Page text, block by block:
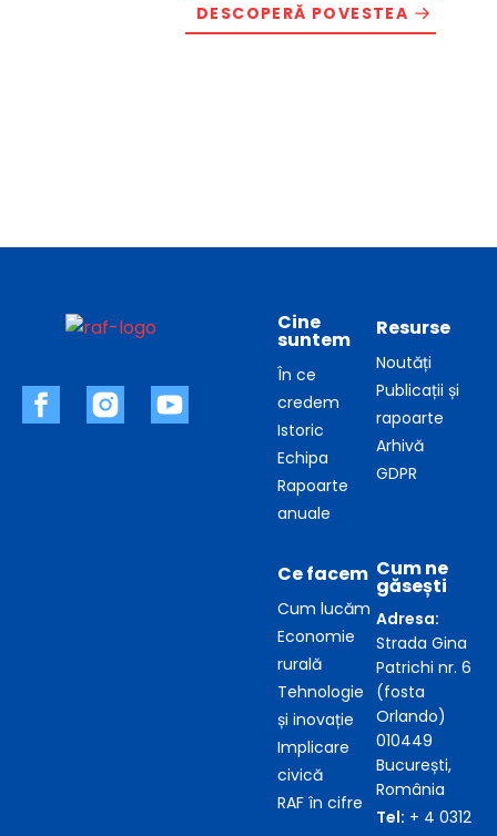
DESCOPERĂ POVESTEA
Cine
suntem
În ce
credem
Istoric
Echipa
Rapoarte
anuale
Ce facem
Cum lucăm
Economie
rurală
Tehnologie
și inovație
Implicare
civică
RAF în cifre
Resurse
Noutăți
Publicații și
rapoarte
Arhivă
GDPR
Cum ne
găsești
Adresa:
Strada Gina
Patrichi nr. 6
(fosta
Orlando)
010449
București,
România
Tel: + 4 0312